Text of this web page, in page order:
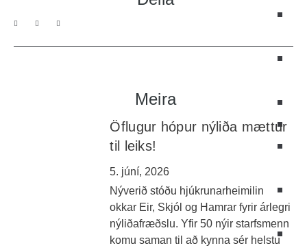
Meira
Öflugur hópur nýliða mættur
til leiks!
5. júní, 2026
Nýverið stóðu hjúkrunarheimilin
okkar Eir, Skjól og Hamrar fyrir árlegri
nýliðafræðslu. Yfir 50 nýir starfsmenn
komu saman til að kynna sér helstu